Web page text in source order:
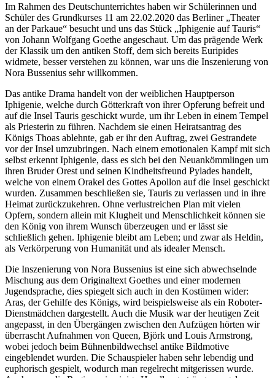
Im Rahmen des Deutschunterrichtes haben wir Schülerinnen und
Schüler des Grundkurses 11 am 22.02.2020 das Berliner „Theater
an der Parkaue“ besucht und uns das Stück „Iphigenie auf Tauris“
von Johann Wolfgang Goethe angeschaut. Um das prägende Werk
der Klassik um den antiken Stoff, dem sich bereits Euripides
widmete, besser verstehen zu können, war uns die Inszenierung von
Nora Bussenius sehr willkommen.
Das antike Drama handelt von der weiblichen Hauptperson
Iphigenie, welche durch Götterkraft von ihrer Opferung befreit und
auf die Insel Tauris geschickt wurde, um ihr Leben in einem Tempel
als Priesterin zu führen. Nachdem sie einen Heiratsantrag des
Königs Thoas ablehnte, gab er ihr den Auftrag, zwei Gestrandete
vor der Insel umzubringen. Nach einem emotionalen Kampf mit sich
selbst erkennt Iphigenie, dass es sich bei den Neuankömmlingen um
ihren Bruder Orest und seinen Kindheitsfreund Pylades handelt,
welche von einem Orakel des Gottes Apollon auf die Insel geschickt
wurden. Zusammen beschließen sie, Tauris zu verlassen und in ihre
Heimat zurückzukehren. Ohne verlustreichen Plan mit vielen
Opfern, sondern allein mit Klugheit und Menschlichkeit können sie
den König von ihrem Wunsch überzeugen und er lässt sie
schließlich gehen. Iphigenie bleibt am Leben; und zwar als Heldin,
als Verkörperung von Humanität und als idealer Mensch.
Die Inszenierung von Nora Bussenius ist eine sich abwechselnde
Mischung aus dem Originaltext Goethes und einer modernen
Jugendsprache, dies spiegelt sich auch in den Kostümen wider:
Aras, der Gehilfe des Königs, wird beispielsweise als ein Roboter-
Dienstmädchen dargestellt. Auch die Musik war der heutigen Zeit
angepasst, in den Übergängen zwischen den Aufzügen hörten wir
überrascht Aufnahmen von Queen, Björk und Louis Armstrong,
wobei jedoch beim Bühnenbildwechsel antike Bildmotive
eingeblendet wurden. Die Schauspieler haben sehr lebendig und
euphorisch gespielt, wodurch man regelrecht mitgerissen wurde.